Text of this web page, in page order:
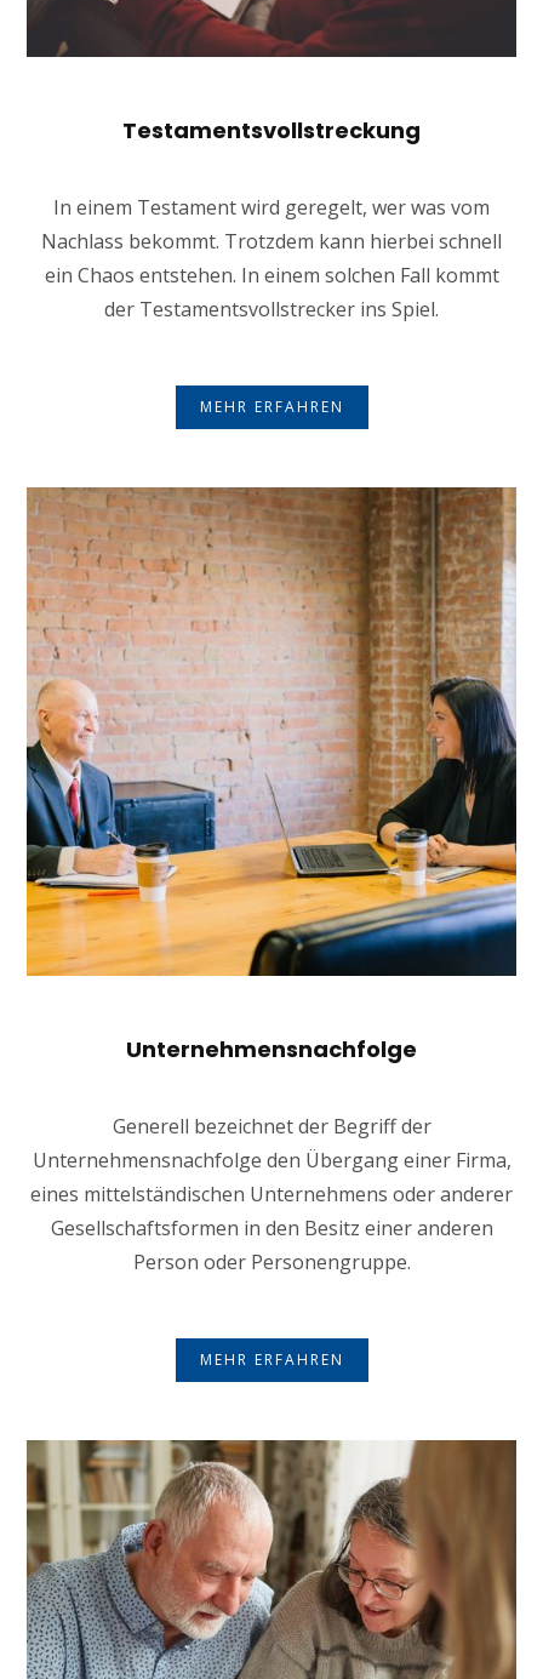
Testamentsvollstreckung
In einem Testament wird geregelt, wer was vom
Nachlass bekommt. Trotzdem kann hierbei schnell
ein Chaos entstehen. In einem solchen Fall kommt
der Testamentsvollstrecker ins Spiel.
MEHR ERFAHREN
Unternehmensnachfolge
Generell bezeichnet der Begriff der
Unternehmensnachfolge den Übergang einer Firma,
eines mittelständischen Unternehmens oder anderer
Gesellschaftsformen in den Besitz einer anderen
Person oder Personengruppe.
MEHR ERFAHREN